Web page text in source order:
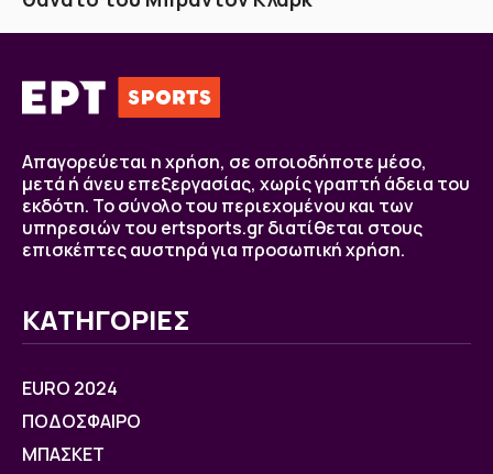
Απαγορεύεται η χρήση, σε οποιοδήποτε μέσο,
μετά ή άνευ επεξεργασίας, χωρίς γραπτή άδεια του
εκδότη. Το σύνολο του περιεχομένου και των
υπηρεσιών του ertsports.gr διατίθεται στους
επισκέπτες αυστηρά για προσωπική χρήση.
ΚΑΤΗΓΟΡΙΕΣ
EURO 2024
ΠΟΔΟΣΦΑΙΡΟ
ΜΠΑΣΚΕΤ